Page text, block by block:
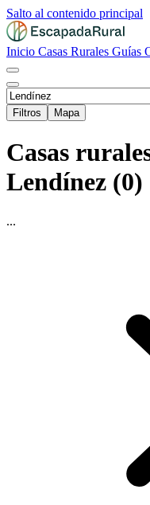
Salto al contenido principal
Inicio Casas Rurales Guías
Filtros
Mapa
Casas
Lendínez (0)
...